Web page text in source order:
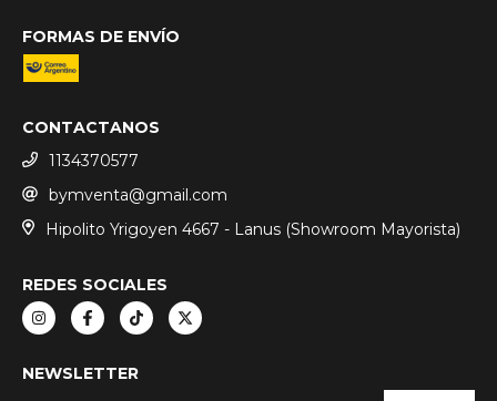
FORMAS DE ENVÍO
CONTACTANOS
1134370577
bymventa@gmail.com
Hipolito Yrigoyen 4667 - Lanus (Showroom Mayorista)
REDES SOCIALES
NEWSLETTER